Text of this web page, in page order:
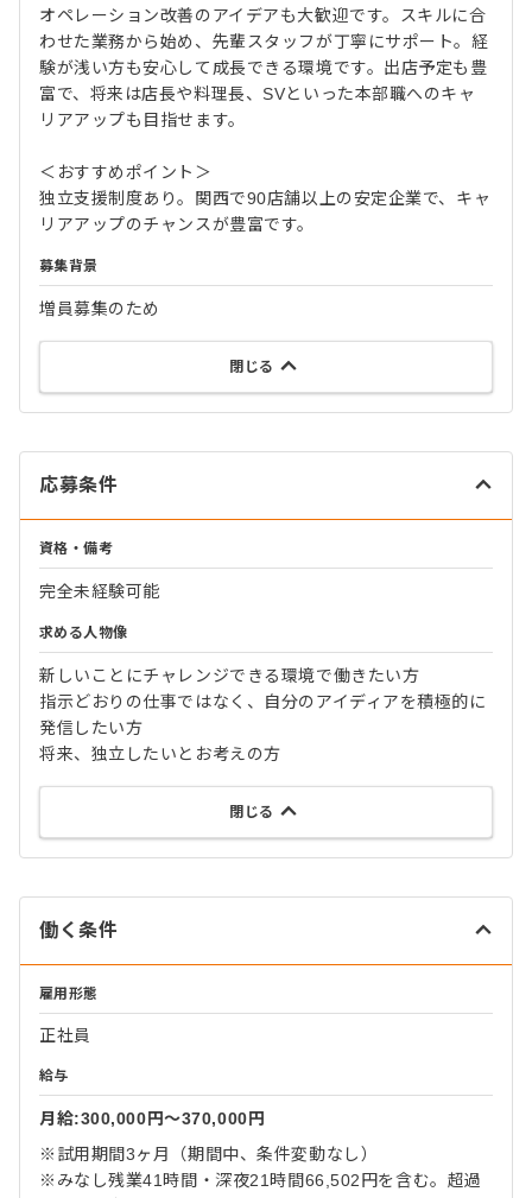
オペレーション改善のアイデアも大歓迎です。スキルに合
わせた業務から始め、先輩スタッフが丁寧にサポート。経
験が浅い方も安心して成長できる環境です。出店予定も豊
富で、将来は店長や料理長、SVといった本部職へのキャ
リアアップも目指せます。
＜おすすめポイント＞
独立支援制度あり。関西で90店舗以上の安定企業で、キャ
リアアップのチャンスが豊富です。
募集背景
増員募集のため
閉じる
応募条件
資格・備考
完全未経験可能
求める人物像
新しいことにチャレンジできる環境で働きたい方
指示どおりの仕事ではなく、自分のアイディアを積極的に
発信したい方
将来、独立したいとお考えの方
閉じる
働く条件
雇用形態
正社員
給与
月給:300,000円〜370,000円
※試用期間3ヶ月（期間中、条件変動なし）
※みなし残業41時間・深夜21時間66,502円を含む。超過